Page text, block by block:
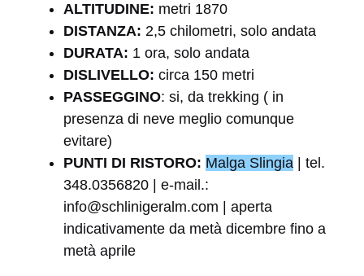
ALTITUDINE: metri 1870
DISTANZA: 2,5 chilometri, solo andata
DURATA: 1 ora, solo andata
DISLIVELLO: circa 150 metri
PASSEGGINO: si, da trekking ( in
presenza di neve meglio comunque
evitare)
PUNTI DI RISTORO: Malga Slingia | tel.
348.0356820 | e-mail.:
info@schlinigeralm.com | aperta
indicativamente da metà dicembre fino a
metà aprile